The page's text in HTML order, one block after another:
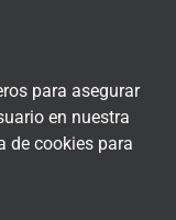
para asegurar
en nuestra
de cookies para